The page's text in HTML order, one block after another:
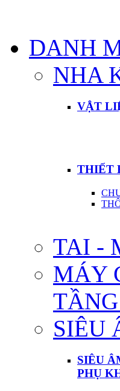
DANH
NHA
VẬT
THIẾT
TAI -
MÁY
SIÊU
SIÊU
PHỤ